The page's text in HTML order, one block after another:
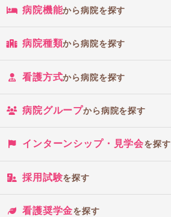
病院機能から病院を探す
病院種類から病院を探す
看護方式から病院を探す
病院グループから病院を探す
インターンシップ・見学会を探す
採用試験を探す
看護奨学金を探す